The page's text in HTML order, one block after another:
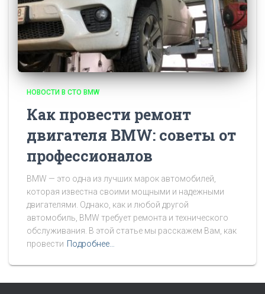
НОВОСТИ В СТО BMW
Как провести ремонт
двигателя BMW: советы от
профессионалов
BMW — это одна из лучших марок автомобилей,
которая известна своими мощными и надежными
двигателями. Однако, как и любой другой
автомобиль, BMW требует ремонта и технического
обслуживания. В этой статье мы расскажем Вам, как
провести Подробнее…